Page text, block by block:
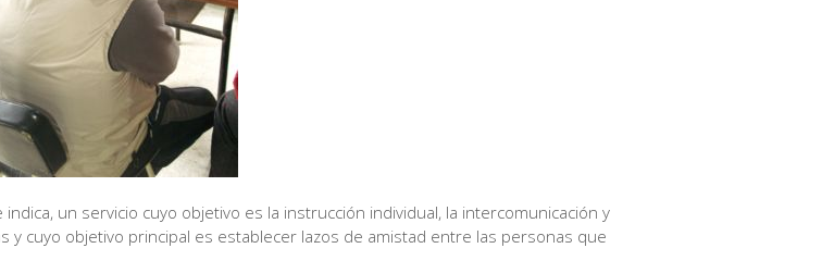
un servicio cuyo objetivo es la instrucción individual, la intercomunicación y
cuyo objetivo principal es establecer lazos de amistad entre las personas que